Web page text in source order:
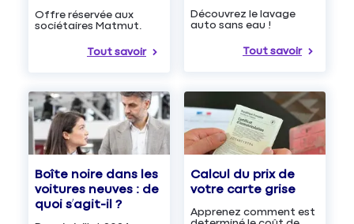
Offre réservée aux
sociétaires Matmut.
Tout savoir
Découvrez le lavage
auto sans eau !
Tout savoir
Boîte noire dans les
voitures neuves : de
quoi s’agit-il ?
Calcul du prix de
votre carte grise
Apprenez comment est